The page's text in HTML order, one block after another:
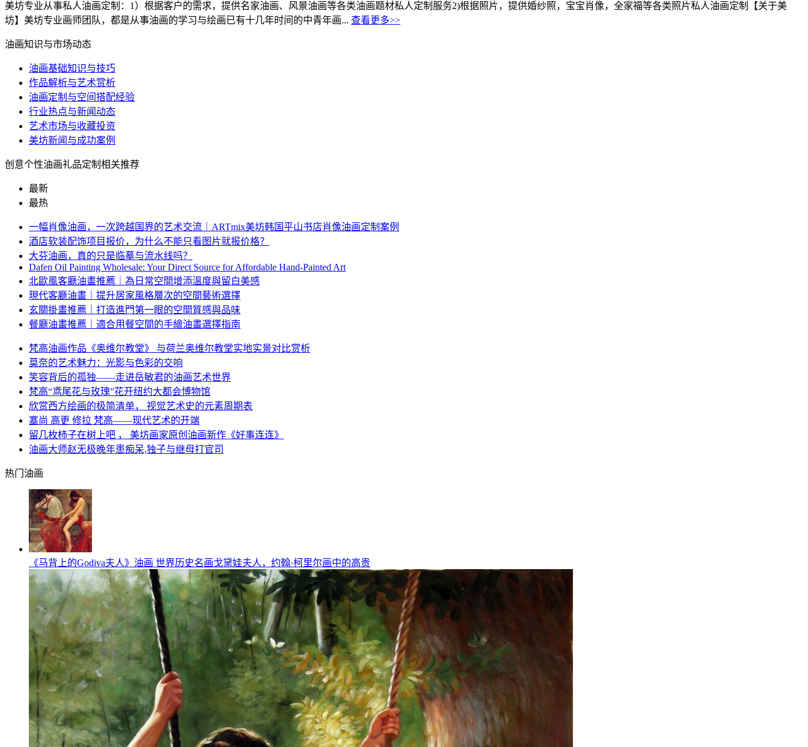
美坊专业从事私人油画定制：1）根据客户的需求，提供名家油画、风景油画等各类油画题材私人定制服务2)根据照片，提供婚纱照，宝宝肖像，全家福等各类照片私人油画定制【关于美
坊】美坊专业画师团队，都是从事油画的学习与绘画已有十几年时间的中青年画... 查看更多>>
油画知识与市场动态
油画基础知识与技巧
作品解析与艺术赏析
油画定制与空间搭配经验
行业热点与新闻动态
艺术市场与收藏投资
美坊新闻与成功案例
创意个性油画礼品定制相关推荐
最新
最热
一幅肖像油画，一次跨越国界的艺术交流｜ARTmix美坊韩国平山书店肖像油画定制案例
酒店软装配饰项目报价，为什么不能只看图片就报价格？
大芬油画，真的只是临摹与流水线吗？
Dafen Oil Painting Wholesale: Your Direct Source for Affordable Hand-Painted Art
北歐風客廳油畫推薦｜為日常空間增添溫度與留白美感
現代客廳油畫｜提升居家風格層次的空間藝術選擇
玄關掛畫推薦｜打造進門第一眼的空間質感與品味
餐廳油畫推薦｜適合用餐空間的手繪油畫選擇指南
梵高油画作品《奥维尔教堂》 与荷兰奥维尔教堂实地实景对比赏析
莫奈的艺术魅力：光影与色彩的交响
笑容背后的孤独——走进岳敏君的油画艺术世界
梵高“鸢尾花与玫瑰”花开纽约大都会博物馆
欣赏西方绘画的极简清单， 视觉艺术史的元素周期表
塞尚 高更 修拉 梵高——现代艺术的开端
留几枚柿子在树上吧 ， 美坊画家原创油画新作《好事连连》
油画大师赵无极晚年患痴呆,独子与继母打官司
热门油画
《马背上的Godiva夫人》油画 世界历史名画戈黛娃夫人，约翰·柯里尔画中的高贵